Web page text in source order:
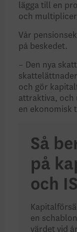
lägga till en
och
Vår
på beskedet.
– Den nya
och gör
attraktiva, och
en ekonomisk
Så
på
och
en
värdet vid